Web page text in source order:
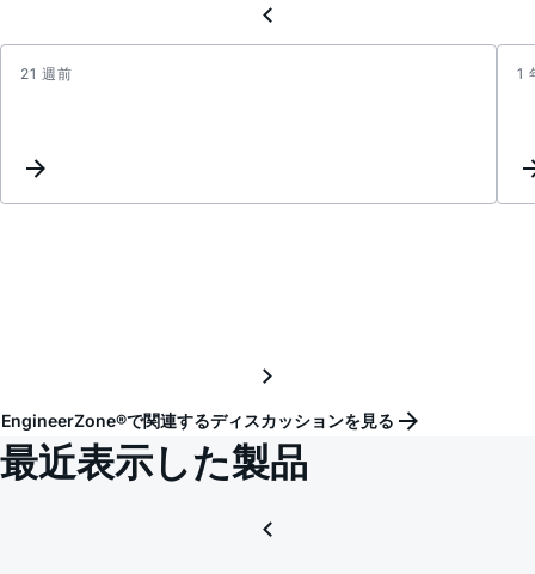
21 週前 1
EngineerZone®で関連するディスカッションを見る
最近表示した製品